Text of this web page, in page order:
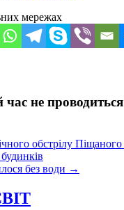
мережах
не
обстрілу
без води →